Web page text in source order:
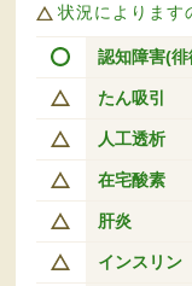
状況によります
認知障害(徘
たん吸引
人工透析
在宅酸素
肝炎
インスリン